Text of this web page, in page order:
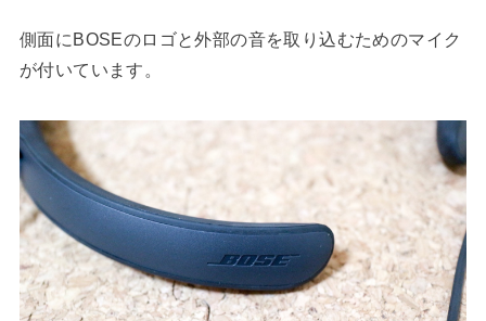
側面にBOSEのロゴと外部の音を取り込むためのマイク
が付いています。